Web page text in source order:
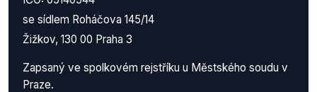
se sídlem Roháčova 145/14
Žižkov, 130 00 Praha 3
Zapsaný ve spolkovém rejstříku u Městského soudu v
Praze.